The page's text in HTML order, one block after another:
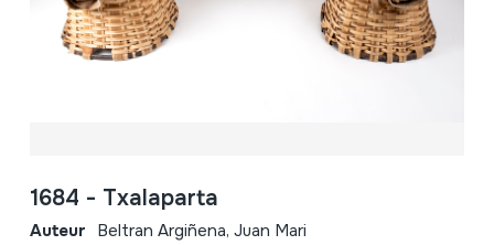
1684 - Txalaparta
Auteur Beltran Argiñena, Juan Mari